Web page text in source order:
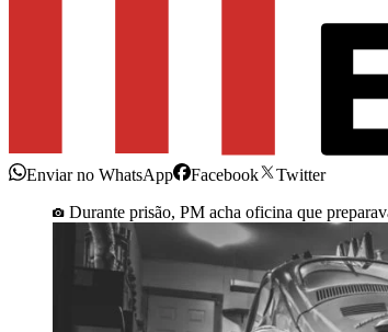
Enviar no WhatsApp Facebook
Twitter
Durante prisão, PM acha oficina que